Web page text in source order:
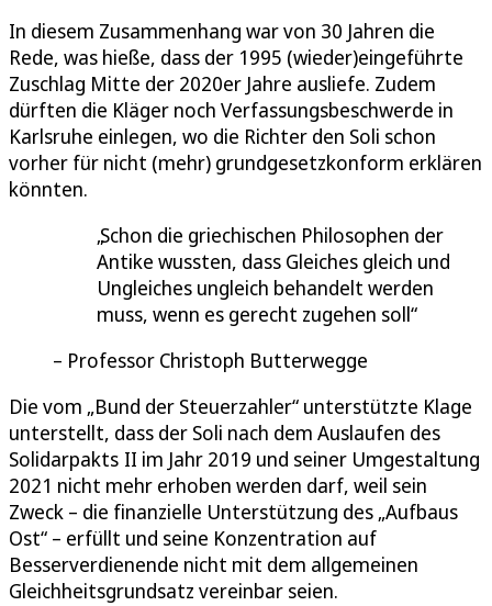
In diesem Zusammenhang war von 30 Jahren die
Rede, was hieße, dass der 1995 (wieder)eingeführte
Zuschlag Mitte der 2020er Jahre ausliefe. Zudem
dürften die Kläger noch Verfassungsbeschwerde in
Karlsruhe einlegen, wo die Richter den Soli schon
vorher für nicht (mehr) grundgesetzkonform erklären
könnten.
Schon die griechischen Philosophen der
Antike wussten, dass Gleiches gleich und
Ungleiches ungleich behandelt werden
muss, wenn es gerecht zugehen soll
Professor Christoph Butterwegge
Die vom „Bund der Steuerzahler“ unterstützte Klage
unterstellt, dass der Soli nach dem Auslaufen des
Solidarpakts II im Jahr 2019 und seiner Umgestaltung
2021 nicht mehr erhoben werden darf, weil sein
Zweck – die finanzielle Unterstützung des „Aufbaus
Ost“ – erfüllt und seine Konzentration auf
Besserverdienende nicht mit dem allgemeinen
Gleichheitsgrundsatz vereinbar seien.